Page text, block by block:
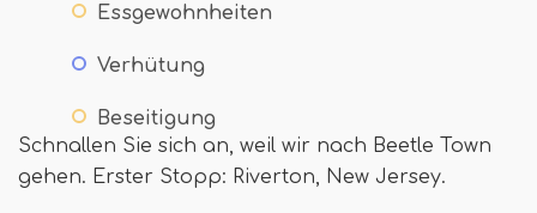
Essgewohnheiten
Verhütung
Beseitigung
Schnallen Sie sich an, weil wir nach Beetle Town
gehen. Erster Stopp: Riverton, New Jersey.